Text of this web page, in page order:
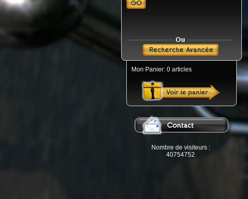
Mon Panier: 0 articles
Nombre de visiteurs :
40754752